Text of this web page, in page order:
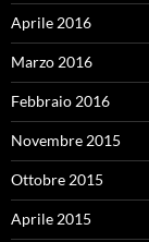
Aprile 2016
Marzo 2016
Febbraio 2016
Novembre 2015
Ottobre 2015
Aprile 2015